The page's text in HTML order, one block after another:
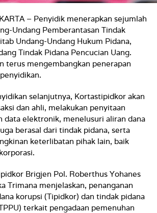
– Penyidik menerapkan sejumlah
Undang Pemberantasan Tindak
Undang-Undang Hukum Pidana,
Tindak Pidana Pencucian Uang.
terus mengembangkan penerapan
selanjutnya, Kortastipidkor akan
dan ahli, melakukan penyitaan
data elektronik, menelusuri aliran dana
berasal dari tindak pidana, serta
keterlibatan pihak lain, baik
Brigjen Pol. Roberthus Yohanes
Trimana menjelaskan, penanganan
korupsi (Tipidkor) dan tindak pidana
terkait pengadaan pemenuhan